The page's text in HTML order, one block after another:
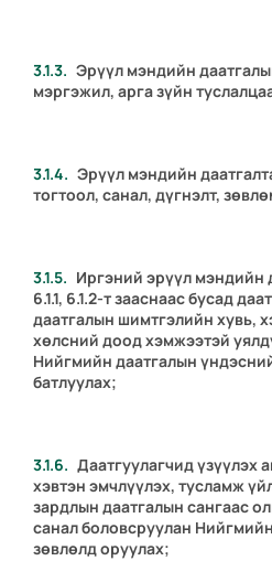
Эрүүл мэндийн
мэргэжил, арга зүйн
Эрүүл мэндийн
тогтоол, санал, дүгнэлт,
Иргэний эрүүл мэндийн
6.1.1, 6.1.2-т зааснаас бусад
даатгалын шимтгэлийн хувь,
хөлсний доод хэмжээтэй
Нийгмийн даатгалын
батлуулах;
Даатгуулагчид үзүүлэх
хэвтэн эмчлүүлэх, тусламж
зардлын даатгалын сангаас
санал боловсруулан
зөвлөлд оруулах;